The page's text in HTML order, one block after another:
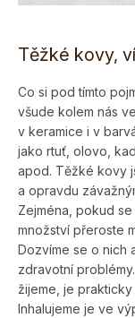
Těžké kovy,
Co si pod tímto
všude kolem nás
v keramice i v
jako rtuť, olovo,
apod. Těžké kovy
a opravdu
Zejména, pokud
množství přeroste
Dozvíme se o nich
zdravotní
žijeme, je
Inhalujeme je ve